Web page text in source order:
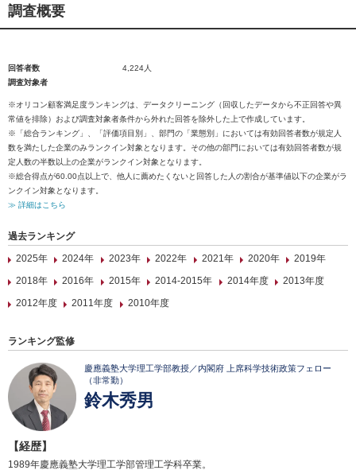
調査概要
回答者数
4,224人
調査対象者
※オリコン顧客満足度ランキングは、データクリーニング（回収したデータから不正回答や異
常値を排除）および調査対象者条件から外れた回答を除外した上で作成しています。
※「総合ランキング」、「評価項目別」、部門の「業態別」においては有効回答者数が規定人
数を満たした企業のみランクイン対象となります。その他の部門においては有効回答者数が規
定人数の半数以上の企業がランクイン対象となります。
※総合得点が60.00点以上で、他人に薦めたくないと回答した人の割合が基準値以下の企業がラ
ンクイン対象となります。
≫ 詳細はこちら
過去ランキング
2025年
2024年 2023年 2022年 2021年 2020年
2019年
2018年
2016年 2015年 2014-2015年 2014年度
2013年度
2012年度
2011年度 2010年度
ランキング監修
慶應義塾大学理工学部教授／内閣府 上席科学技術政策フェロー
（非常勤）
鈴木秀男
【経歴】
1989年慶應義塾大学理工学部管理工学科卒業。